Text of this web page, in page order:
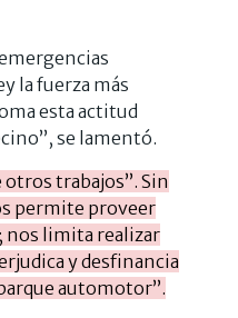
la fuerza más
esta actitud
se lamentó.
trabajos”. Sin
permite proveer
nos limita realizar
y desfinancia
automotor”.